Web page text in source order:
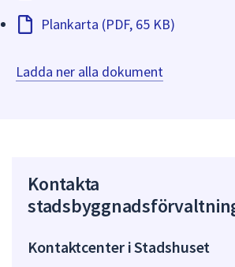
Plankarta (PDF, 65 KB)
Ladda ner alla dokument
Kontakta
Kontaktcenter i Stadshuset